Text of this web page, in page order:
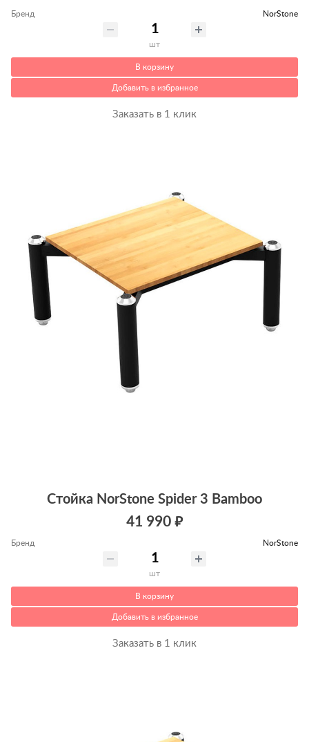
Бренд NorStone
шт
В корзину
Добавить в избранное
Заказать в 1 клик
Стойка NorStone Spider 3 Bamboo
41 990 ₽
Бренд NorStone
шт
В корзину
Добавить в избранное
Заказать в 1 клик